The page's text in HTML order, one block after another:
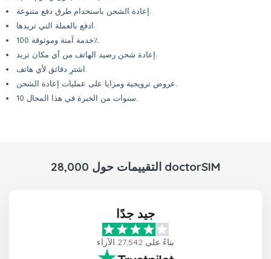
خدمة آمنة وموثوقة 100٪.
28,000 التقييمات حول doctorSIM
جيد جدًا
بناءً على 27,542 الآراء